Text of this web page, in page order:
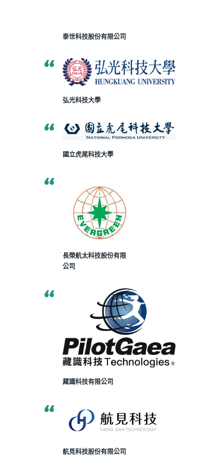
泰世科技股份有限公司
弘光科技大學
國立虎尾科技大學
長榮航太科技股份有限
公司
藏識科技有限公司
航見科技股份有限公司